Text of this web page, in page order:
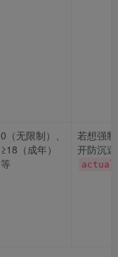
0（无限制）、
≥18（成年）
等
若想强
开防沉